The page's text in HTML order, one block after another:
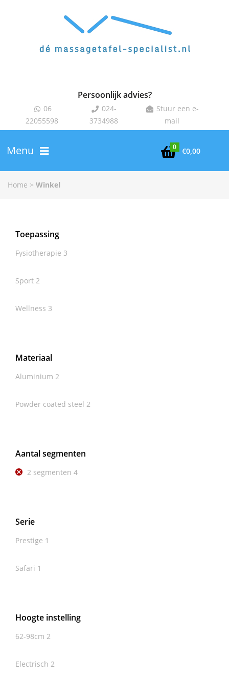
Persoonlijk advies?
 06
22055598
 024-
3734988
 Stuur een e-
mail

0 €0,00
Menu
Home > Winkel
Toepassing
Fysiotherapie 3
Sport 2
Wellness 3
Materiaal
Aluminium 2
Powder coated steel 2
Aantal segmenten
2 segmenten 4
Serie
Prestige 1
Safari 1
Hoogte instelling
62-98cm 2
Electrisch 2